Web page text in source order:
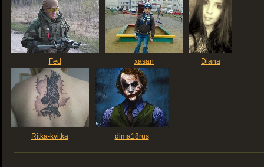
Fed xasan Diana
Ritka-kvitka dima18rus